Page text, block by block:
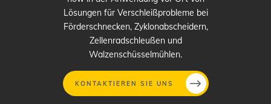
Lösungen für Verschleißprobleme bei
Förderschnecken, Zyklonabscheidern,
Zellenradschleußen und
Walzenschüsselmühlen.
KONTAKTIEREN SIE UNS